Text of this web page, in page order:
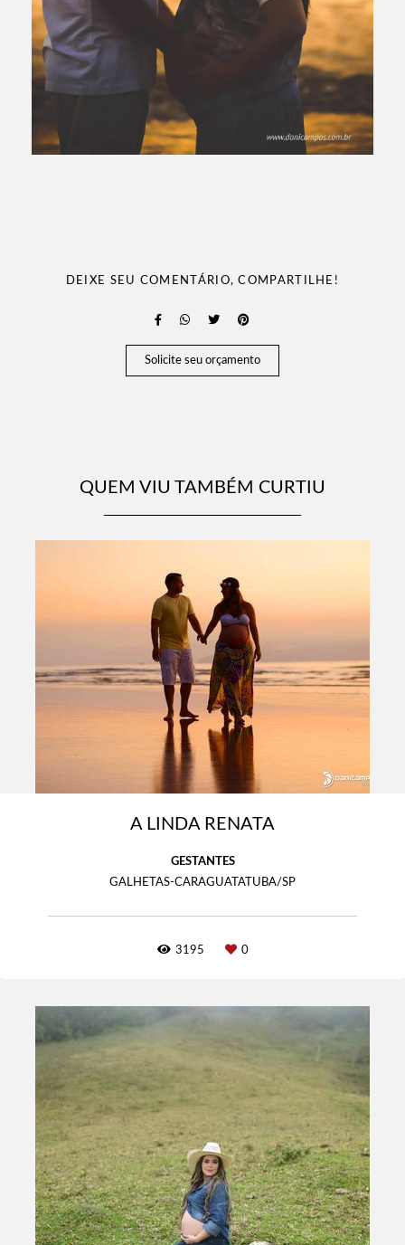
DEIXE SEU COMENTÁRIO, COMPARTILHE!
Solicite seu orçamento
QUEM VIU TAMBÉM CURTIU
A LINDA RENATA
GESTANTES
GALHETAS-CARAGUATATUBA/SP
3195 0